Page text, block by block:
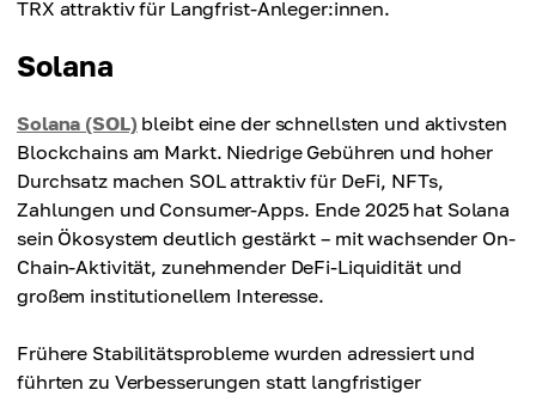
TRX attraktiv für Langfrist-Anleger:innen.
Solana
Solana (SOL) bleibt eine der schnellsten und aktivsten
Blockchains am Markt. Niedrige Gebühren und hoher
Durchsatz machen SOL attraktiv für DeFi, NFTs,
Zahlungen und Consumer-Apps. Ende 2025 hat Solana
sein Ökosystem deutlich gestärkt – mit wachsender On-
Chain-Aktivität, zunehmender DeFi-Liquidität und
großem institutionellem Interesse.
Frühere Stabilitätsprobleme wurden adressiert und
führten zu Verbesserungen statt langfristiger